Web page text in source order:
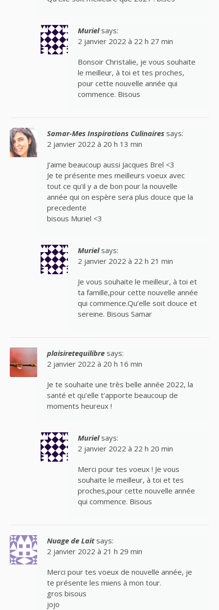
Muriel says:
2 janvier 2022 à 22 h 27 min
Bonsoir Christalie, je vous souhaite
le meilleur, à toi et tes proches,
pour cette nouvelle année qui
commence. Bisous
Samar-Mes Inspirations Culinaires says:
2 janvier 2022 à 20 h 13 min
J’aime beaucoup aussi Jacques Brel <3
Je te présente mes meilleurs voeux avec
tout ce qu'il y a de bon pour la nouvelle
année qui on espère sera plus douce que la
precedente
bisous Muriel <3
Muriel says:
2 janvier 2022 à 22 h 21 min
Je vous souhaite le meilleur, à toi et
ta famille,pour cette nouvelle année
qui commence.Qu’elle soit douce et
sereine. Bisous Samar
plaisiretequilibre says:
2 janvier 2022 à 20 h 16 min
Je te souhaite une très belle année 2022, la
santé et qu’elle t’apporte beaucoup de
moments heureux !
Muriel says:
2 janvier 2022 à 22 h 20 min
Merci pour tes voeux ! Je vous
souhaite le meilleur, à toi et tes
proches,pour cette nouvelle année
qui commence. Bisous
Nuage de Lait says:
2 janvier 2022 à 21 h 29 min
Merci pour tes voeux de nouvelle année, je
te présente les miens à mon tour.
gros bisous
jojo